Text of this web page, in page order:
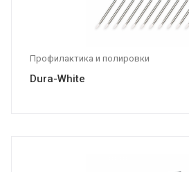
Профилактика и полировки
Dura-White